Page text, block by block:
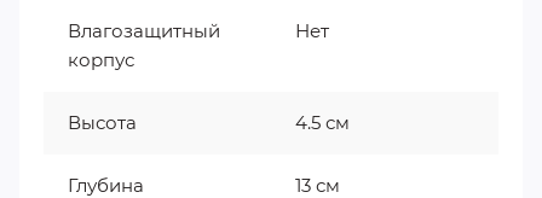
Влагозащитный
корпус
Нет
Высота 4.5 см
Глубина 13 см